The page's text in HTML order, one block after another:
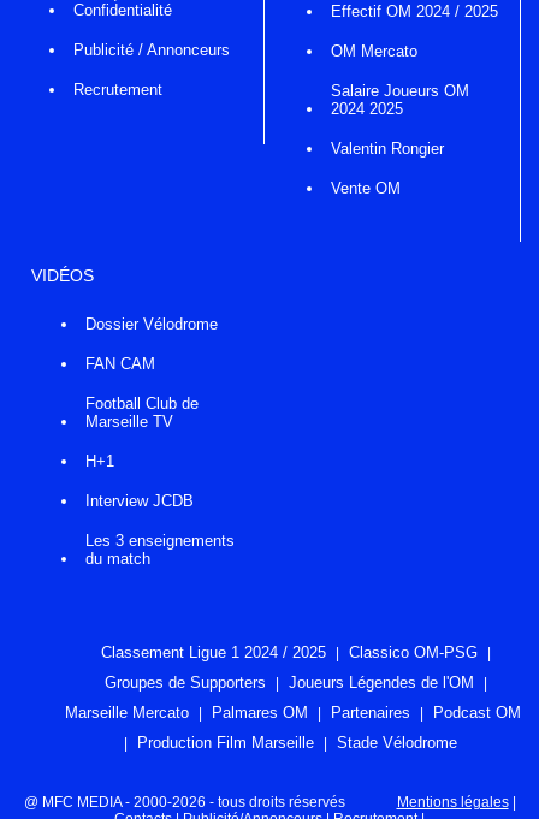
Confidentialité
Publicité / Annonceurs
Recrutement
Effectif OM 2024 / 2025
OM Mercato
Salaire Joueurs OM
2024 2025
Valentin Rongier
Vente OM
VIDÉOS
Dossier Vélodrome
FAN CAM
Football Club de
Marseille TV
H+1
Interview JCDB
Les 3 enseignements
du match
Classement Ligue 1 2024 / 2025
Classico OM-PSG
Groupes de Supporters
Joueurs Légendes de l'OM
Marseille Mercato
Palmares OM Partenaires
Podcast OM
Production Film Marseille
Stade Vélodrome
@ MFC MEDIA - 2000-2026 - tous droits réservés Mentions légales|